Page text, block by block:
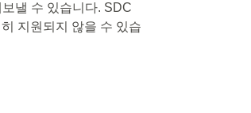
낼 수 있습니다. SDC
지원되지 않을 수 있습